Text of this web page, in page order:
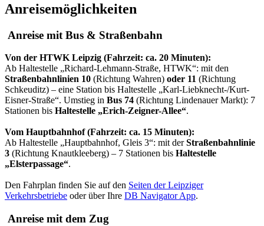
Anreisemöglichkeiten
Anreise mit Bus & Straßenbahn
Von der HTWK Leipzig (Fahrzeit: ca. 20 Minuten):
Ab Haltestelle „Richard-Lehmann-Straße, HTWK“: mit den
Straßenbahnlinien 10 (Richtung Wahren) oder 11 (Richtung
Schkeuditz) – eine Station bis Haltestelle „Karl-Liebknecht-/Kurt-
Eisner-Straße“. Umstieg in Bus 74 (Richtung Lindenauer Markt): 7
Stationen bis Haltestelle „Erich-Zeigner-Allee“.
Vom Hauptbahnhof (Fahrzeit: ca. 15 Minuten):
Ab Haltestelle „Hauptbahnhof, Gleis 3“: mit derStraßenbahnlinie
3 (Richtung Knautkleeberg) – 7 Stationen bis Haltestelle
„Elsterpassage“.
Den Fahrplan finden Sie auf den Seiten der Leipziger
Verkehrsbetriebe oder über Ihre DB Navigator App.
Anreise mit dem Zug